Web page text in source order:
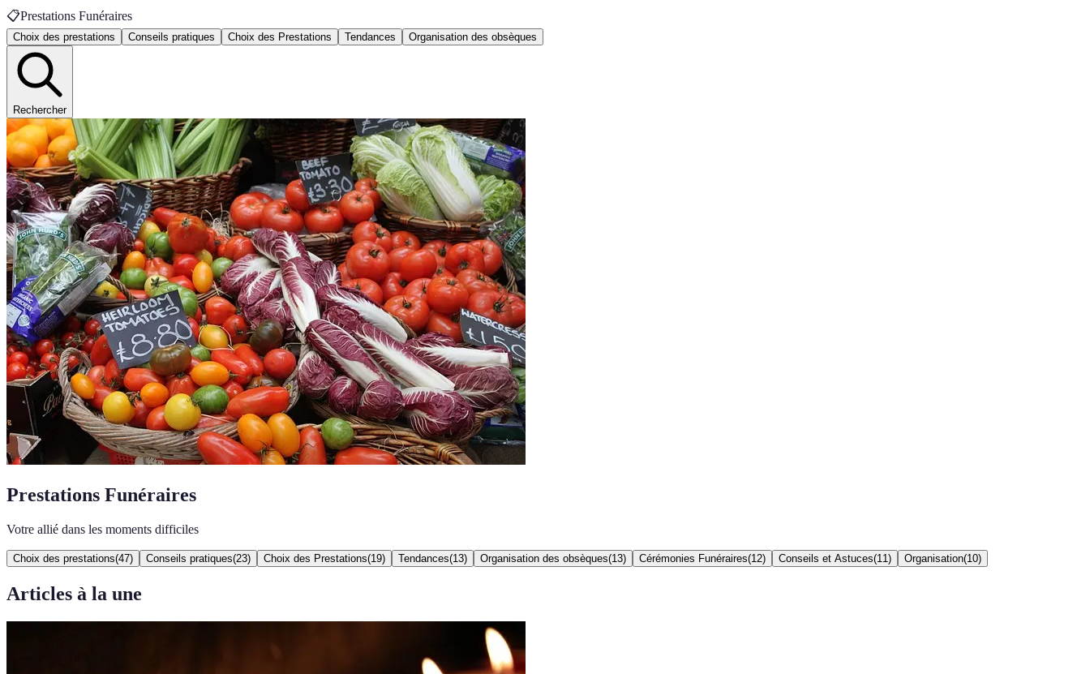
📋Prestations Funéraires
Choix des prestations Conseils pratiques Choix des Prestations Tendances Organisation des obsèques
Rechercher
Prestations Funéraires
Votre allié dans les moments difficiles
Choix des prestations(47) Conseils pratiques(23) Choix des Prestations(19) Tendances(13) Organisation des obsèques(13) Cérémonies Funéraires(12) Conseils et Astuces(11 ) Organisation(10)
Articles à la une